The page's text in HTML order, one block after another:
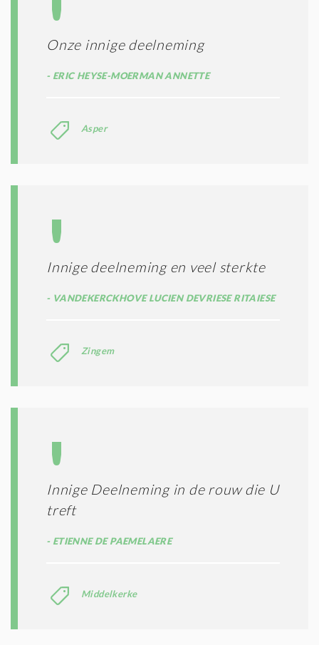
Onze innige deelneming
ERIC HEYSE-MOERMAN ANNETTE
Asper
Innige deelneming en veel sterkte
VANDEKERCKHOVE LUCIEN DEVRIESE RITAIESE
Zingem
Innige Deelneming in de rouw die U
treft
ETIENNE DE PAEMELAERE
Middelkerke